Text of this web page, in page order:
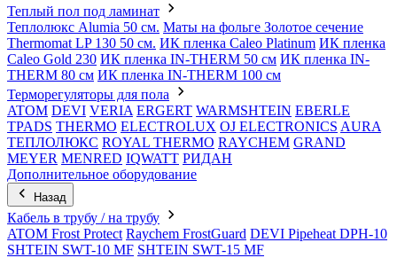
Теплый пол под ламинат
Теплолюкс Alumia 50 см. Маты на фольге Золотое сечение
Thermomat LP 130 50 cм. ИК пленка Caleo Platinum ИК пленка
Caleo Gold 230 ИК пленка IN-THERM 50 см ИК пленка IN-
THERM 80 см ИК пленка IN-THERM 100 см
Терморегуляторы для пола
ATOM DEVI VERIA ERGERT WARMSHTEIN EBERLE
TPADS THERMO ELECTROLUX OJ ELECTRONICS AURA
ТЕПЛОЛЮКС ROYAL THERMO RAYCHEM GRAND
MEYER MENRED IQWATT РИДАН
Дополнительное оборудование
Назад
Кабель в трубу / на трубу
ATOM Frost Protect Raychem FrostGuard DEVI Pipeheat DPH-10
SHTEIN SWT-10 MF SHTEIN SWT-15 MF